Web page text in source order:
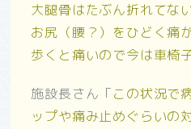
大腿骨はたぶん折れてな
お尻（腰？）をひどく痛
歩くと痛いので今は車椅
施設長さん「この状況で
ップや痛み止めぐらいの